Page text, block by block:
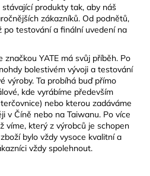
produkty tak, aby náš
zákazníků. Od podnětů,
po testování a finální uvedení na
YATE má svůj příběh. Po
bolestivém vývoji a testování
výroby. Ta probíhá buď přímo
kde vyrábíme především
nebo kterou zadáváme
v Číně nebo na Taiwanu. Po více
víme, který z výrobců je schopen
bylo vždy vysoce kvalitní a
vždy spolehnout.